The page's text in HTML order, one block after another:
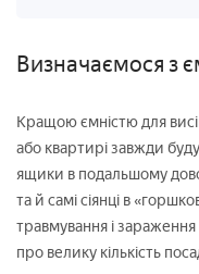
Визначаємося з
Кращою ємністю для
або квартирі завжди
ящики в подальшому
та й самі сіянці в
травмування і
про велику кількість